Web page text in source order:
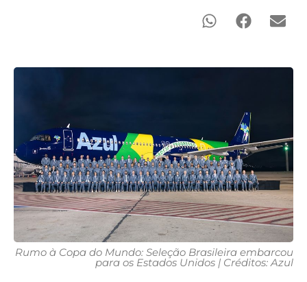
Rumo à Copa do Mundo: Seleção Brasileira embarcou
para os Estados Unidos | Créditos: Azul